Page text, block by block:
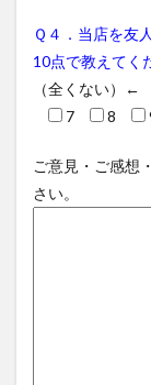
Ｑ４．当店を友
10点で教えてく
（全くない）←
7
8
ご意見・ご感想
さい。